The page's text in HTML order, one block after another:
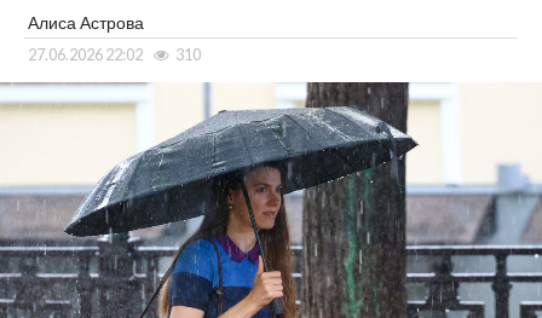
Алиса Астрова
27.06.2026 22:02 310